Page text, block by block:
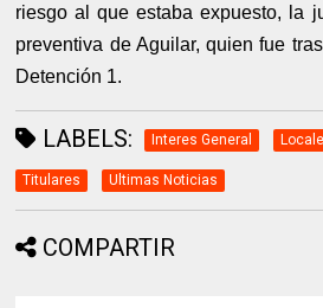
riesgo al que estaba expuesto, la
preventiva de Aguilar, quien fue
Detención 1.
LABELS: Interes General
Titulares Ultimas Noticias
COMPARTIR